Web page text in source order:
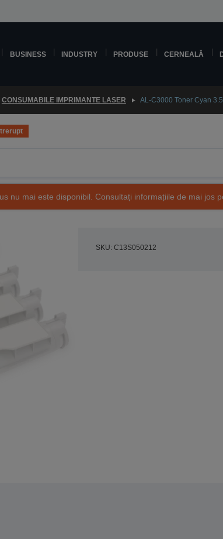
BUSINESS INDUSTRY PRODUSE CERNEALĂ
CONSUMABILE IMPRIMANTE LASER AL-C3000 Toner Cyan
nu mai este disponibil. Consultați informațiile de mai jos
SKU: C13S050212